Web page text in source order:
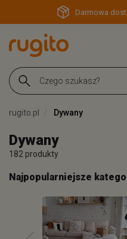
Darmowa
rugito.pl Dywany
Dywany
182 produkty
Najpopularniejsze